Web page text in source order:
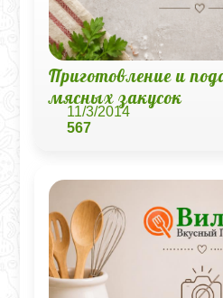
Приготовление и
мясных закусок
11/3/2014
567